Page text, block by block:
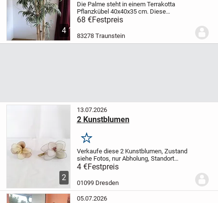
4
Die Palme steht in einem Terrakotta
Pflanzkübel 40x40x35 cm.Diese
Dekoration hatte ursprünglich einen Preis
von mehreren Hundert Euro.
den Bildern in einem Raum mit einer Höhe
68 €Festpreis
83278 Traunstein
2
13.07.2026
2 Kunstblumen
Merken
Verkaufe diese 2 Kunstblumen, Zustand
siehe Fotos, nur Abholung, Standort
Weinböhla oder Übergabe im Umfeld bis
Dresden zusammen mit anderen Artikeln,
4,-€ Verkauf von privat, keine Garantien,...
4 €Festpreis
01099 Dresden
05.07.2026